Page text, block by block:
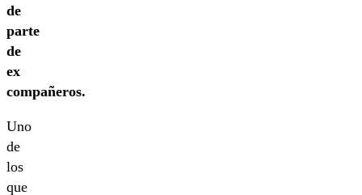
de
parte
de
ex
compañeros.
Uno
de
los
que